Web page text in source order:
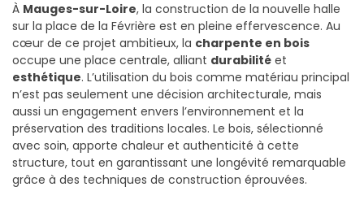
À Mauges-sur-Loire, la construction de la nouvelle halle
sur la place de la Févrière est en pleine effervescence. Au
cœur de ce projet ambitieux, la charpente en bois
occupe une place centrale, alliant durabilité et
esthétique. L’utilisation du bois comme matériau principal
n’est pas seulement une décision architecturale, mais
aussi un engagement envers l’environnement et la
préservation des traditions locales. Le bois, sélectionné
avec soin, apporte chaleur et authenticité à cette
structure, tout en garantissant une longévité remarquable
grâce à des techniques de construction éprouvées.